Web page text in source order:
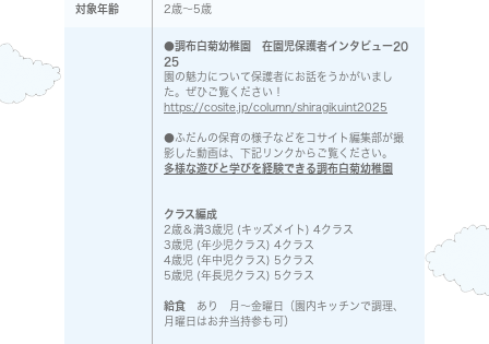
対象年齢 2歳～5歳
●調布白菊幼稚園 在園児保護者インタビュー20
25
園の魅力について保護者にお話をうかがいまし
た。ぜひご覧ください！
https://cosite.jp/column/shiragikuint2025
●ふだんの保育の様子などをコサイト編集部が撮
影した動画は、下記リンクからご覧ください。
多様な遊びと学びを経験できる調布白菊幼稚園
クラス編成
2歳＆満3歳児 (キッズメイト) 4クラス
3歳児 (年少児クラス) 4クラス
4歳児 (年中児クラス) 5クラス
5歳児 (年長児クラス) 5クラス
給食 あり 月～金曜日（園内キッチンで調理、
月曜日はお弁当持参も可）